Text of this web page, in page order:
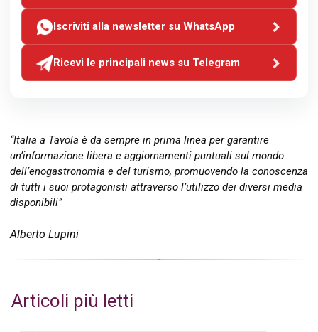
Iscriviti alla newsletter su WhatsApp
Ricevi le principali news su Telegram
“Italia a Tavola è da sempre in prima linea per garantire
un’informazione libera e aggiornamenti puntuali sul mondo
dell’enogastronomia e del turismo, promuovendo la conoscenza
di tutti i suoi protagonisti attraverso l’utilizzo dei diversi media
disponibili”
Alberto Lupini
Articoli più letti